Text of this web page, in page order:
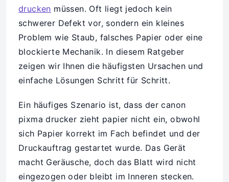
drucken müssen. Oft liegt jedoch kein
schwerer Defekt vor, sondern ein kleines
Problem wie Staub, falsches Papier oder eine
blockierte Mechanik. In diesem Ratgeber
zeigen wir Ihnen die häufigsten Ursachen und
einfache Lösungen Schritt für Schritt.
Ein häufiges Szenario ist, dass der canon
pixma drucker zieht papier nicht ein, obwohl
sich Papier korrekt im Fach befindet und der
Druckauftrag gestartet wurde. Das Gerät
macht Geräusche, doch das Blatt wird nicht
eingezogen oder bleibt im Inneren stecken.